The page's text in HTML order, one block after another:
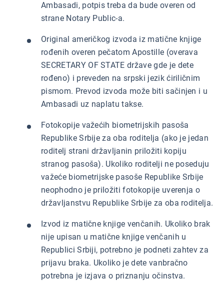
Ambasadi, potpis treba da bude overen od
strane Notary Public-a.
Original američkog izvoda iz matične knjige
rođenih overen pečatom Apostille (overava
SECRETARY OF STATE države gde je dete
rođeno) i preveden na srpski jezik ćiriličnim
pismom. Prevod izvoda može biti sačinjen i u
Ambasadi uz naplatu takse.
Fotokopije važećih biometrijskih pasoša
Republike Srbije za oba roditelja (ako je jedan
roditelj strani državljanin priložiti kopiju
stranog pasoša). Ukoliko roditelji ne poseduju
važeće biometrijske pasoše Republike Srbije
neophodno je priložiti fotokopije uverenja o
državljanstvu Republike Srbije za oba roditelja.
Izvod iz matične knjige venčanih. Ukoliko brak
nije upisan u matične knjige venčanih u
Republici Srbiji, potrebno je podneti zahtev za
prijavu braka. Ukoliko je dete vanbračno
potrebna je izjava o priznanju očinstva.